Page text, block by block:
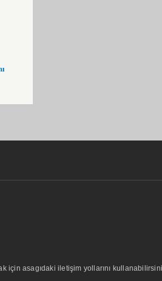
için asagıdaki iletişim yollarını